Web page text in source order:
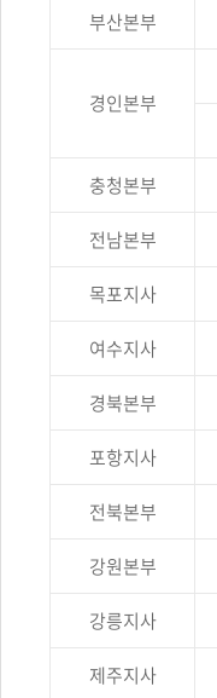
항목으로
나타낸
부산본부
경인본부
충청본부
전남본부
목포지사
여수지사
경북본부
포항지사
전북본부
강원본부
강릉지사
제주지사